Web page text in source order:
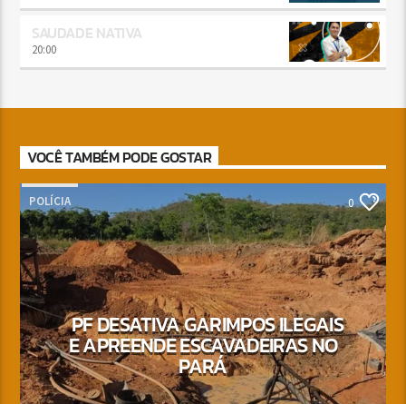
SAUDADE NATIVA
20:00
VOCÊ TAMBÉM PODE GOSTAR
POLÍCIA 0
PF DESATIVA GARIMPOS ILEGAIS
E APREENDE ESCAVADEIRAS NO
PARÁ